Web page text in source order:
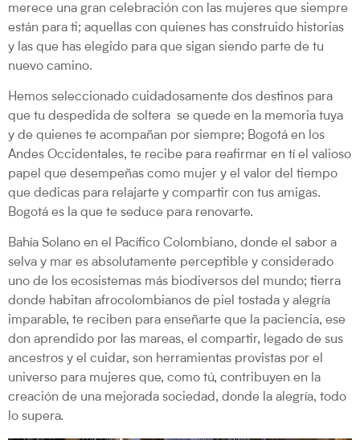
merece una gran celebración con las mujeres que siempre
están para ti; aquellas con quienes has construido historias
y las que has elegido para que sigan siendo parte de tu
nuevo camino.
Hemos seleccionado cuidadosamente dos destinos para
que tu despedida de soltera se quede en la memoria tuya
y de quienes te acompañan por siempre; Bogotá en los
Andes Occidentales, te recibe para reafirmar en tí el valioso
papel que desempeñas como mujer y el valor del tiempo
que dedicas para relajarte y compartir con tus amigas.
Bogotá es la que te seduce para renovarte.
Bahía Solano en el Pacífico Colombiano, donde el sabor a
selva y mar es absolutamente perceptible y considerado
uno de los ecosistemas más biodiversos del mundo; tierra
donde habitan afrocolombianos de piel tostada y alegría
imparable, te reciben para enseñarte que la paciencia, ese
don aprendido por las mareas, el compartir, legado de sus
ancestros y el cuidar, son herramientas provistas por el
universo para mujeres que, como tú, contribuyen en la
creación de una mejorada sociedad, donde la alegría, todo
lo supera.